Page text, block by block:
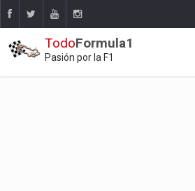
TodoFormula1
Pasión por la F1